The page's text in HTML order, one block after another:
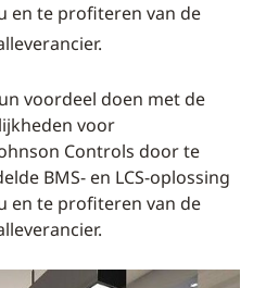
en te profiteren van de
voordeel doen met de
voor
Controls door te
BMS- en LCS-oplossing
en te profiteren van de